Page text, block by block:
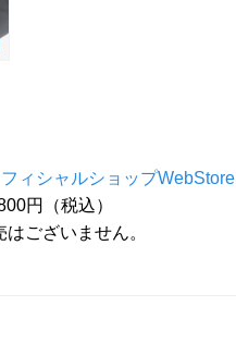
ィシャルショップWebStore
円（税込）
ございません。